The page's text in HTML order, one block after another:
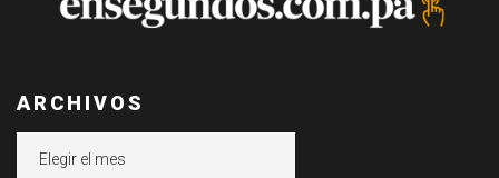
ARCHIVOS